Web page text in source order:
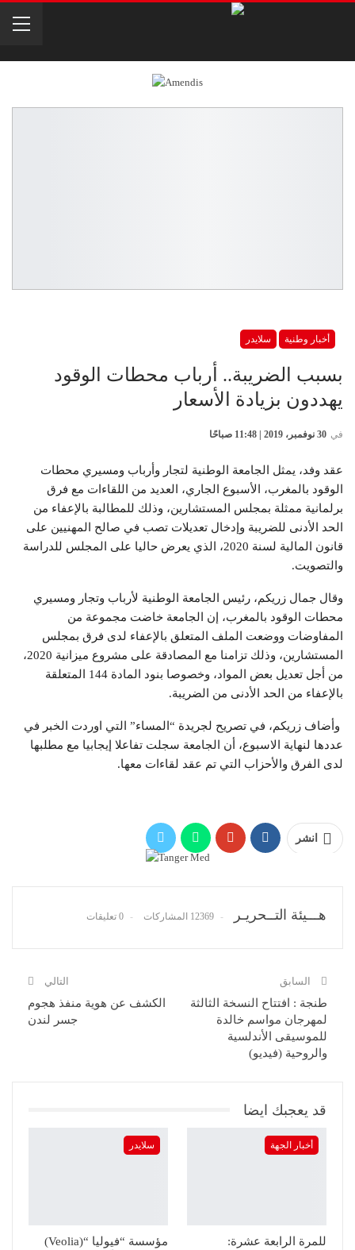
أخبار وطنية سلايدر
بسبب الضريبة.. أرباب محطات الوقود
يهددون بزيادة الأسعار
في 30 نوفمبر، 2019 | 11:48 صباحًا
عقد وفد، يمثل الجامعة الوطنية لتجار وأرباب ومسيري محطات
الوقود بالمغرب، الأسبوع الجاري، العديد من اللقاءات مع فرق
برلمانية ممثلة بمجلس المستشارين، وذلك للمطالبة بالإعفاء من
الحد الأدنى للضريبة وإدخال تعديلات تصب في صالح المهنيين على
قانون المالية لسنة 2020، الذي يعرض حاليا على المجلس للدراسة
والتصويت.
وقال جمال زریکم، رئيس الجامعة الوطنية لأرباب وتجار ومسيري
محطات الوقود بالمغرب، إن الجامعة خاضت مجموعة من
المفاوضات ووضعت الملف المتعلق بالإعفاء لدى فرق بمجلس
المستشارين، وذلك تزامنا مع المصادقة على مشروع ميزانية 2020،
من أجل تعديل بعض المواد، وخصوصا بنود المادة 144 المتعلقة
بالإعفاء من الحد الأدنى من الضريبة.
وأضاف زریكم، في تصريح لجريدة “المساء” التي اوردت الخبر في
عددها لنهاية الاسبوع، أن الجامعة سجلت تفاعلا إيجابيا مع مطلبها
لدى الفرق والأحزاب التي تم عقد لقاءات معها.
انشر
هـــيئة التــحريـر 12369 المشاركات 0 تعليقات
السابق
طنجة : افتتاح النسخة الثالثة
لمهرجان مواسم خالدة
للموسيقى الأندلسية
والروحية (فيديو)
التالي
الكشف عن هوية منفذ هجوم
جسر لندن
قد يعجبك ايضا
أخبار الجهة
للمرة الرابعة عشرة:
سلايدر
مؤسسة “فيوليا “(Veolia)